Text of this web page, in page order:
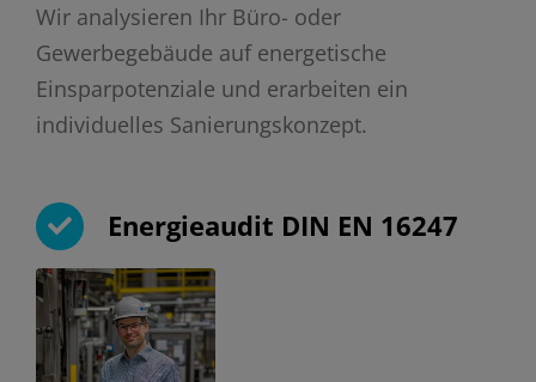
Wir analysieren Ihr Büro- oder
Gewerbegebäude auf energetische
Einsparpotenziale und erarbeiten ein
individuelles Sanierungskonzept.
Energieaudit DIN EN 16247